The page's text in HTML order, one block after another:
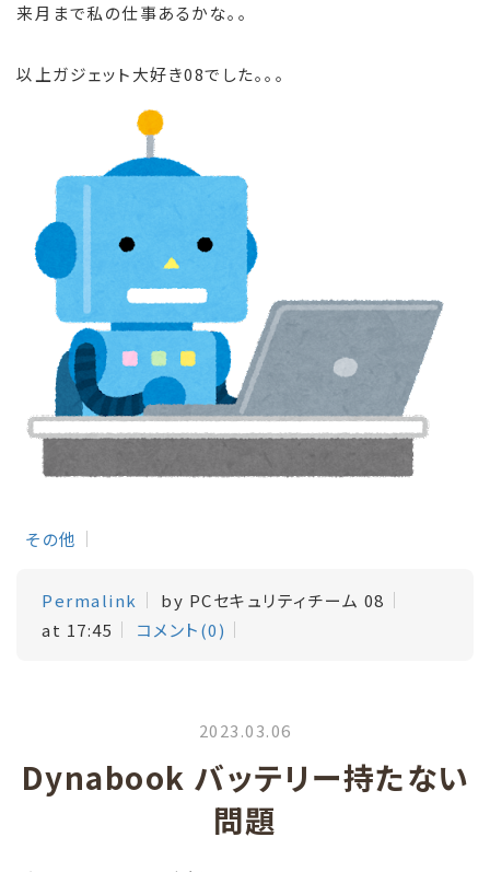
来月まで私の仕事あるかな。。
以上ガジェット大好き08でした。。。
その他
Permalink
by PCセキュリティチーム 08
at 17:45
コメント(0)
2023.03.06
Dynabook バッテリー持たない
問題